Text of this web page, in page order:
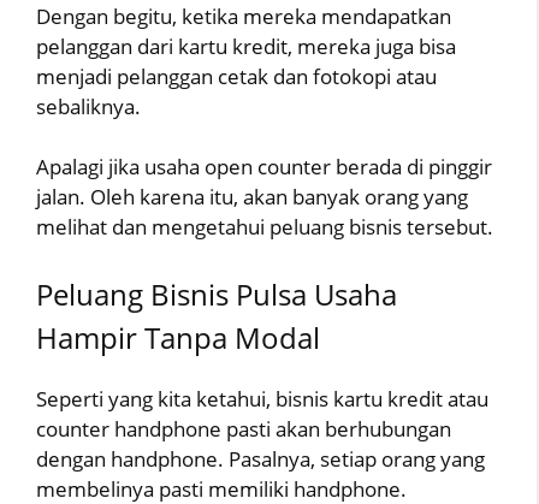
Dengan begitu, ketika mereka mendapatkan
pelanggan dari kartu kredit, mereka juga bisa
menjadi pelanggan cetak dan fotokopi atau
sebaliknya.
Apalagi jika usaha open counter berada di pinggir
jalan. Oleh karena itu, akan banyak orang yang
melihat dan mengetahui peluang bisnis tersebut.
Peluang Bisnis Pulsa Usaha
Hampir Tanpa Modal
Seperti yang kita ketahui, bisnis kartu kredit atau
counter handphone pasti akan berhubungan
dengan handphone. Pasalnya, setiap orang yang
membelinya pasti memiliki handphone.